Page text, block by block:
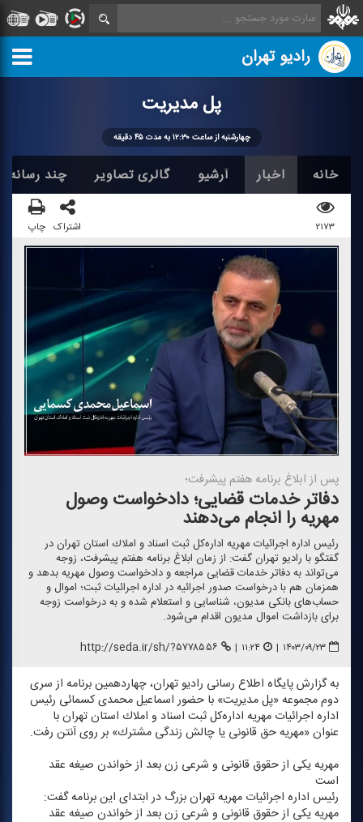
رادیو تهران
پل مدیریت
چهارشنبه از ساعت ۱۲:۳۰ به مدت ۴۵ دقیقه
خانه اخبار آرشیو گالری تصاویر چند رسانه
۲۱۷۳ اشتراک چاپ
پس از ابلاغ برنامه هفتم پیشرفت؛
دفاتر خدمات قضایی؛ دادخواست وصول
مهریه را انجام می‌دهند
رئیس اداره اجرائیات مهریه اداره‌كل ثبت اسناد و املاك استان تهران در
گفتگو با رادیو تهران گفت: از زمان ابلاغ برنامه هفتم پیشرفت، زوجه
می‌تواند به دفاتر خدمات قضایی مراجعه و دادخواست وصول مهریه بدهد و
همزمان هم با درخواست صدور اجرائیه در اداره اجرائیات ثبت؛ اموال و
حساب‌های بانكی مدیون، شناسایی و استعلام شده و به درخواست زوجه
برای بازداشت اموال مدیون اقدام می‌شود.
۱۴۰۳/۰۹/۲۳ | ۱۱:۲۴ | http://seda.ir/sh/?۵۷۷۸۵۵۶
به گزارش پایگاه اطلاع رسانی رادیو تهران، چهاردهمین برنامه از سری
دوم مجموعه «پل مدیریت» با حضور اسماعیل محمدی كسمائی رئیس
اداره اجرائیات مهریه اداره‌كل ثبت اسناد و املاك استان تهران با
عنوان «مهریه حق قانونی یا چالش زندگی مشترك» بر روی آنتن رفت.
مهریه یكی از حقوق قانونی و شرعی زن بعد از خواندن صیغه عقد
است
رئیس اداره اجرائیات مهریه تهران بزرگ در ابتدای این برنامه گفت:
مهریه یكی از حقوق قانونی و شرعی زن بعد از خواندن صیغه عقد